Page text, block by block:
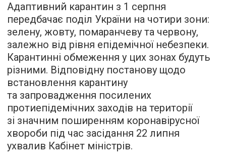
Адаптивний карантин з 1 серпня
передбачає поділ України на чотири зони:
зелену, жовту, помаранчеву та червону,
залежно від рівня епідемічної небезпеки.
Карантинні обмеження у цих зонах будуть
різними. Відповідну постанову щодо
встановлення карантину
та запровадження посилених
протиепідемічних заходів на території
зі значним поширенням коронавірусної
хвороби під час засідання 22 липня
ухвалив Кабінет міністрів.